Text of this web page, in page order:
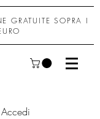
GRATUITE SOPRA I
Accedi